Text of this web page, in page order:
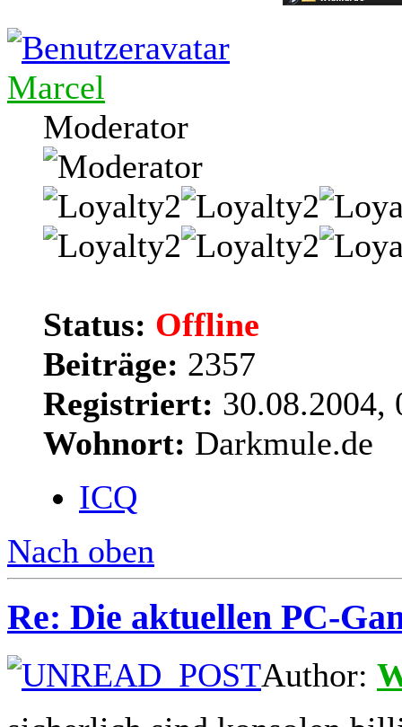
Marcel
Moderator
Status: Offline
Beiträge: 2357
Registriert: 30.08.2004,
Wohnort: Darkmule.de
ICQ
Nach oben
Re: Die aktuellen PC-
Author: